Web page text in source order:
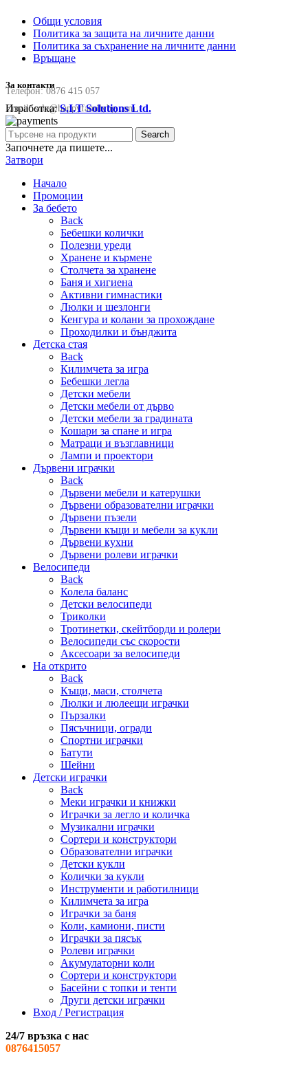
Общи условия
Политика за защита на личните данни
Политика за съхранение на личните данни
Връщане
За контакти
Телефон:0876 415 057
Email:sale@happyfamilybg.com
Изработка:S.I.T Solutions Ltd.
Search
Започнете да пишете...
Затвори
Начало
Промоции
За бебето
Back
Бебешки колички
Полезни уреди
Хранене и кърмене
Столчета за хранене
Баня и хигиена
Активни гимнастики
Люлки и шезлонги
Кенгура и колани за прохождане
Проходилки и бънджита
Детска стая
Back
Килимчета за игра
Бебешки легла
Детски мебели
Детски мебели от дърво
Детски мебели за градината
Кошари за спане и игра
Матраци и възглавници
Лампи и проектори
Дървени играчки
Back
Дървени мебели и катерушки
Дървени образователни играчки
Дървени пъзели
Дървени къщи и мебели за кукли
Дървени кухни
Дървени ролеви играчки
Велосипеди
Back
Колела баланс
Детски велосипеди
Триколки
Тротинетки, скейтборди и ролери
Велосипеди със скорости
Аксесоари за велосипеди
На открито
Back
Къщи, маси, столчета
Люлки и люлеещи играчки
Пързалки
Пясъчници, огради
Спортни играчки
Батути
Шейни
Детски играчки
Back
Меки играчки и книжки
Играчки за легло и количка
Музикални играчки
Сортери и конструктори
Образователни играчки
Детски кукли
Колички за кукли
Инструменти и работилници
Килимчета за игра
Играчки за баня
Коли, камиони, писти
Играчки за пясък
Ролеви играчки
Акумулаторни коли
Сортери и конструктори
Басейни с топки и тенти
Други детски играчки
Вход / Регистрация
24/7 връзка с нас
0876415057